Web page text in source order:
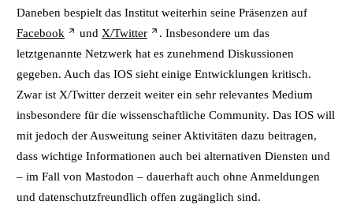
Daneben bespielt das Institut weiterhin seine Präsenzen auf
Facebook
und X/Twitter
. Insbesondere um das
letztgenannte Netzwerk hat es zunehmend Diskussionen
gegeben. Auch das IOS sieht einige Entwicklungen kritisch.
Zwar ist X/Twitter derzeit weiter ein sehr relevantes Medium
insbesondere für die wissenschaftliche Community. Das IOS will
mit jedoch der Ausweitung seiner Aktivitäten dazu beitragen,
dass wichtige Informationen auch bei alternativen Diensten und
– im Fall von Mastodon – dauerhaft auch ohne Anmeldungen
und datenschutzfreundlich offen zugänglich sind.